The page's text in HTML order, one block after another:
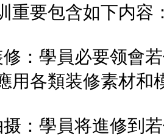
重要包含如下内容
修：學員必要领會
用各類装修素材和
摄：學員将進修到